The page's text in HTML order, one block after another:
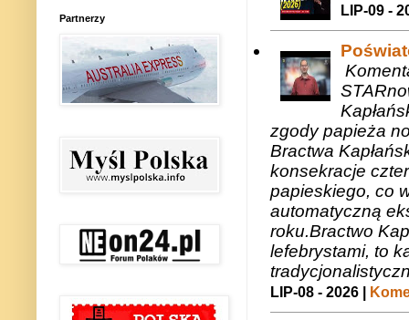
LIP-09 -
zgody papieża
Bractwa
konsekracje
papieskiego, co
automatyczną
roku.Bractwo
lefebrystami, to
LIP-08 - 2026 |
Partnerzy